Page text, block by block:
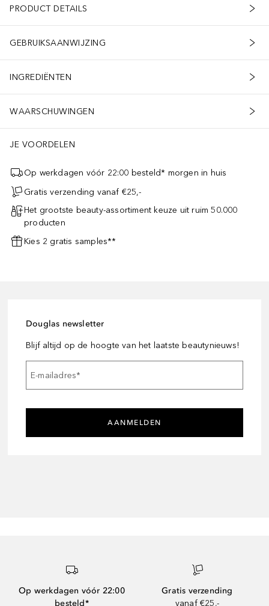
PRODUCT DETAILS
GEBRUIKSAANWIJZING
INGREDIËNTEN
WAARSCHUWINGEN
JE VOORDELEN
Op werkdagen vóór 22:00 besteld* morgen in huis
Gratis verzending vanaf €25,-
Het grootste beauty-assortiment keuze uit ruim 50.000
producten
Kies 2 gratis samples**
Douglas newsletter
Blijf altijd op de hoogte van het laatste beautynieuws!
E-mailadres*
AANMELDEN
Op werkdagen vóór 22:00
besteld*
Gratis verzending
vanaf €25,-